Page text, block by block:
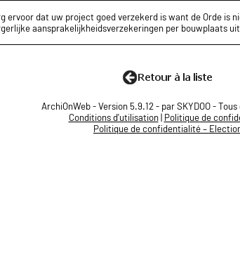
ervoor dat uw project goed verzekerd is want de Orde is
aansprakelijkheidsverzekeringen per bouwplaats
ArchiOnWeb - Version 5.9.12 - par SKYDOO -
Conditions d'utilisation| Politique de
Politique de confidentialité –